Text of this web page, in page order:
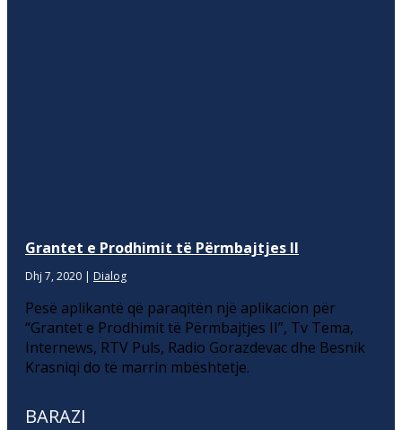
Grantet e Prodhimit të Përmbajtjes II
Dhj 7, 2020 | Dialog
Pesë aplikantë që paraqitën një aplikacion për
“Grantet e Prodhimit të Përmbajtjes II”, Tv Tema,
Internews, RTV Puls, Radio Gorazdevac dhe Besnik
Krasniqi do të marrin mbështetje.
BARAZI